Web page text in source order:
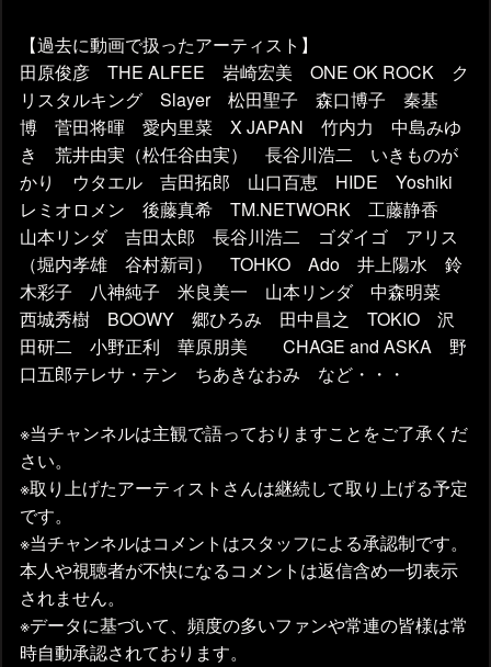
【過去に動画で扱ったアーティスト】
田原俊彦 THE ALFEE 岩崎宏美 ONE OK ROCK ク
リスタルキング Slayer 松田聖子 森口博子 秦基
博 菅田将暉 愛内里菜 X JAPAN 竹内力 中島みゆ
き 荒井由実（松任谷由実） 長谷川浩二 いきものが
かり ウタエル 吉田拓郎 山口百恵 HIDE Yoshiki
レミオロメン 後藤真希 TM.NETWORK 工藤静香
山本リンダ 吉田太郎 長谷川浩二 ゴダイゴ アリス
（堀内孝雄 谷村新司） TOHKO Ado 井上陽水 鈴
木彩子 八神純子 米良美一 山本リンダ 中森明菜
西城秀樹 BOOWY 郷ひろみ 田中昌之 TOKIO 沢
田研二 小野正利 華原朋美 CHAGE and ASKA 野
口五郎テレサ・テン ちあきなおみ など・・・
※当チャンネルは主観で語っておりますことをご了承くだ
さい。
※取り上げたアーティストさんは継続して取り上げる予定
です。
※当チャンネルはコメントはスタッフによる承認制です。
本人や視聴者が不快になるコメントは返信含め一切表示
されません。
※データに基づいて、頻度の多いファンや常連の皆様は常
時自動承認されております。